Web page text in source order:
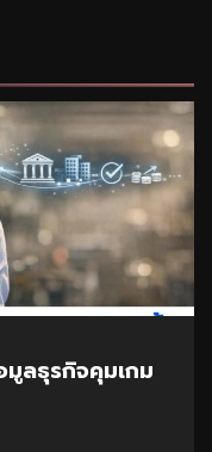
ลธุรกิจคุมเกม